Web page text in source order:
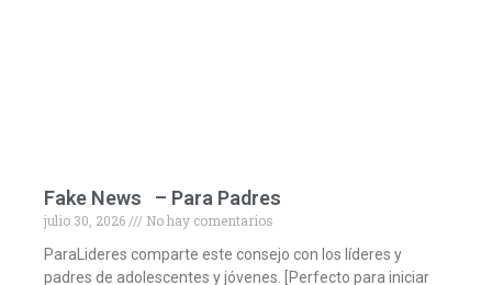
Fake News – Para Padres
julio 30, 2026
No hay comentarios
ParaLideres comparte este consejo con los líderes y
padres de adolescentes y jóvenes. [Perfecto para iniciar